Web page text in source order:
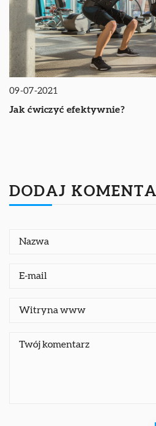
09-07-2021
Jak ćwiczyć efektywnie?
DODAJ